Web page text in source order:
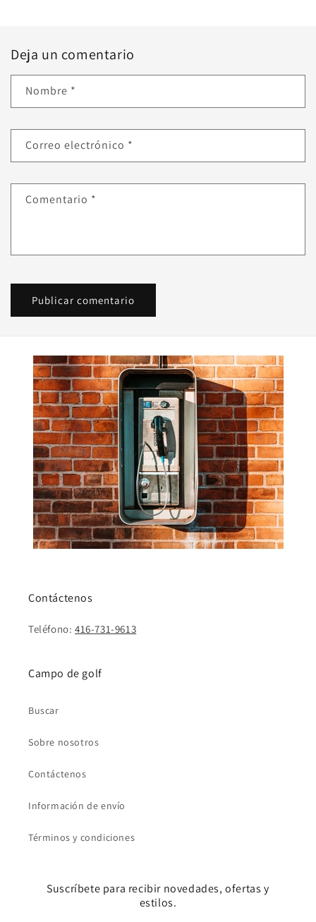
Deja un comentario
Nombre *
Correo electrónico *
Comentario *
Contáctenos
Teléfono: 416-731-9613
Campo de golf
Buscar
Sobre nosotros
Contáctenos
Información de envío
Términos y condiciones
Suscríbete para recibir novedades, ofertas y
estilos.